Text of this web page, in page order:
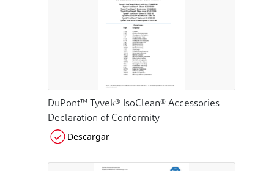
DuPont™ Tyvek® IsoClean® Accessories
Declaration of Conformity
Descargar